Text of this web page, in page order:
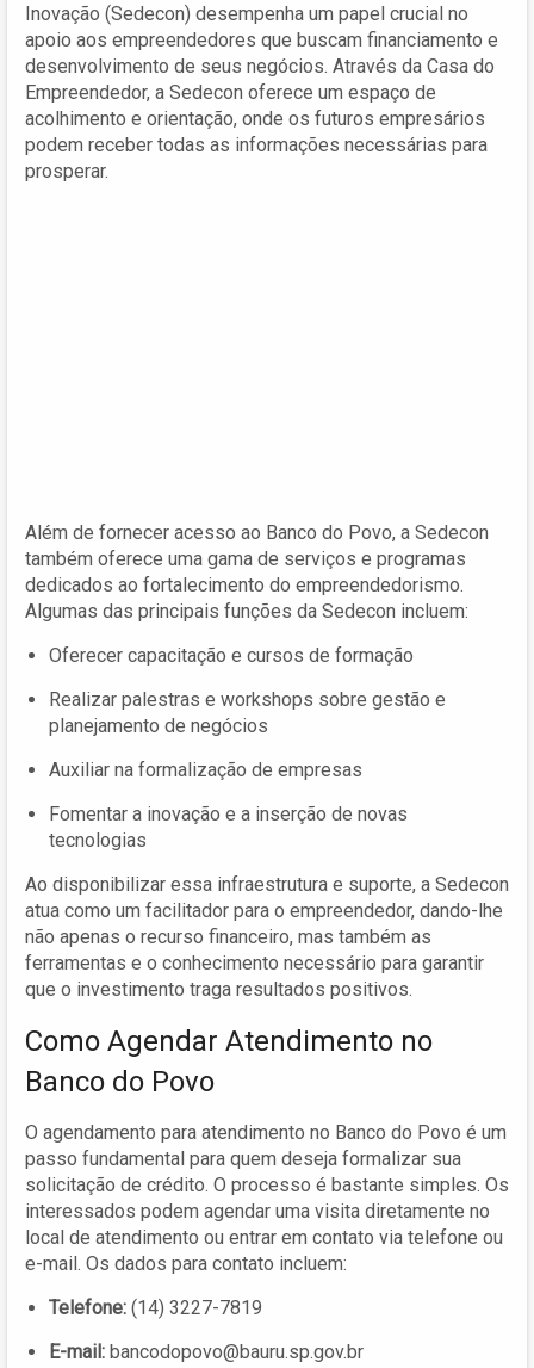
Inovação (Sedecon) desempenha um papel crucial no
apoio aos empreendedores que buscam financiamento e
desenvolvimento de seus negócios. Através da Casa do
Empreendedor, a Sedecon oferece um espaço de
acolhimento e orientação, onde os futuros empresários
podem receber todas as informações necessárias para
prosperar.
Além de fornecer acesso ao Banco do Povo, a Sedecon
também oferece uma gama de serviços e programas
dedicados ao fortalecimento do empreendedorismo.
Algumas das principais funções da Sedecon incluem:
Oferecer capacitação e cursos de formação
Realizar palestras e workshops sobre gestão e
planejamento de negócios
Auxiliar na formalização de empresas
Fomentar a inovação e a inserção de novas
tecnologias
Ao disponibilizar essa infraestrutura e suporte, a Sedecon
atua como um facilitador para o empreendedor, dando-lhe
não apenas o recurso financeiro, mas também as
ferramentas e o conhecimento necessário para garantir
que o investimento traga resultados positivos.
Como Agendar Atendimento no
Banco do Povo
O agendamento para atendimento no Banco do Povo é um
passo fundamental para quem deseja formalizar sua
solicitação de crédito. O processo é bastante simples. Os
interessados podem agendar uma visita diretamente no
local de atendimento ou entrar em contato via telefone ou
e-mail. Os dados para contato incluem:
Telefone: (14) 3227-7819
E-mail: bancodopovo@bauru.sp.gov.br